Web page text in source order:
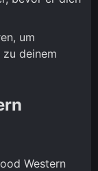
um
deinem
Western